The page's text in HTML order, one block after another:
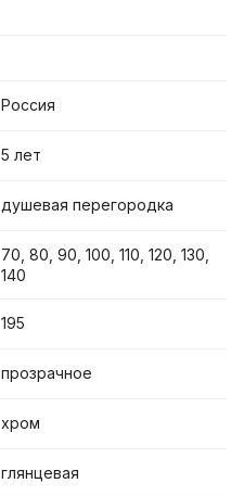
Россия
5 лет
душевая перегородка
70, 80, 90, 100, 110, 120, 130,
140
195
прозрачное
хром
глянцевая